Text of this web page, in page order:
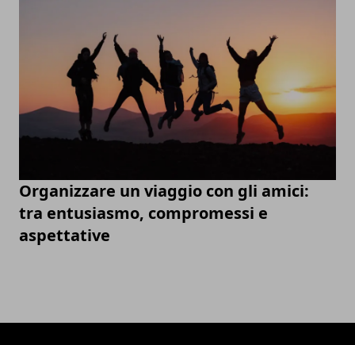
Organizzare un viaggio con gli amici:
tra entusiasmo, compromessi e
aspettative